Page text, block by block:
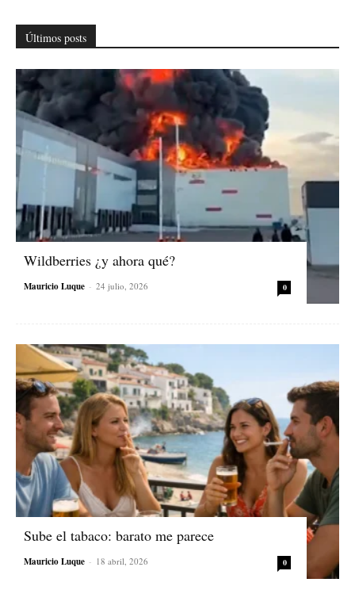
Últimos posts
Wildberries ¿y ahora qué?
Mauricio Luque - 24 julio, 2026 0
Sube el tabaco: barato me parece
Mauricio Luque - 18 abril, 2026 0